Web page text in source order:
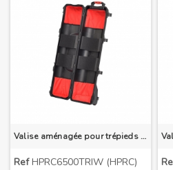
Valise aménagée pour trépieds grand modèles
RefHPRC6500TRIW (HPRC)